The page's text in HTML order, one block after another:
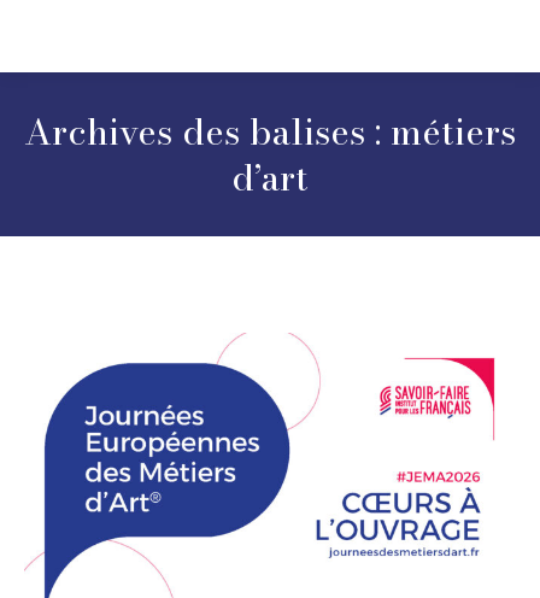
Archives des balises : métiers
d’art